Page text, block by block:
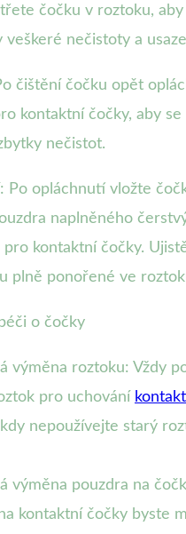
čočku v roztoku, aby
veškeré nečistoty a
čištění čočku opět
kontaktní čočky, aby
nečistot.
Po opláchnutí vložte
naplněného
pro kontaktní čočky.
plně ponořené ve
o čočky
výměna roztoku: Vždy
pro uchování
nepoužívejte starý
výměna pouzdra na
kontaktní čočky byste